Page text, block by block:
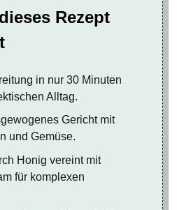
Rezept
in nur 30 Minuten
Alltag.
Gericht mit
und Gemüse.
Honig vereint mit
für komplexen